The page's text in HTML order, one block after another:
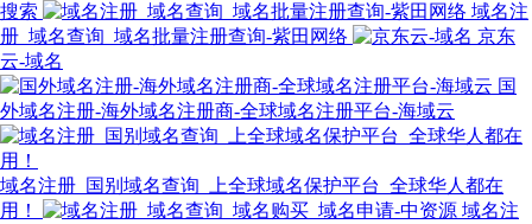
搜索
域名注
册_域名查询_域名批量注册查询-紫田网络
京东
云-域名
国
外域名注册-海外域名注册商-全球域名注册平台-海域云
域名注册_国别域名查询_上全球域名保护平台_全球华人都在
用！
域名注